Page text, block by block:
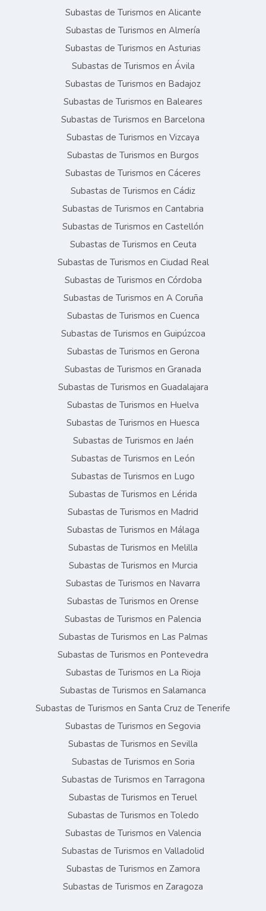
Subastas de Turismos en Alicante
Subastas de Turismos en Almería
Subastas de Turismos en Asturias
Subastas de Turismos en Ávila
Subastas de Turismos en Badajoz
Subastas de Turismos en Baleares
Subastas de Turismos en Barcelona
Subastas de Turismos en Vizcaya
Subastas de Turismos en Burgos
Subastas de Turismos en Cáceres
Subastas de Turismos en Cádiz
Subastas de Turismos en Cantabria
Subastas de Turismos en Castellón
Subastas de Turismos en Ceuta
Subastas de Turismos en Ciudad Real
Subastas de Turismos en Córdoba
Subastas de Turismos en A Coruña
Subastas de Turismos en Cuenca
Subastas de Turismos en Guipúzcoa
Subastas de Turismos en Gerona
Subastas de Turismos en Granada
Subastas de Turismos en Guadalajara
Subastas de Turismos en Huelva
Subastas de Turismos en Huesca
Subastas de Turismos en Jaén
Subastas de Turismos en León
Subastas de Turismos en Lugo
Subastas de Turismos en Lérida
Subastas de Turismos en Madrid
Subastas de Turismos en Málaga
Subastas de Turismos en Melilla
Subastas de Turismos en Murcia
Subastas de Turismos en Navarra
Subastas de Turismos en Orense
Subastas de Turismos en Palencia
Subastas de Turismos en Las Palmas
Subastas de Turismos en Pontevedra
Subastas de Turismos en La Rioja
Subastas de Turismos en Salamanca
Subastas de Turismos en Santa Cruz de Tenerife
Subastas de Turismos en Segovia
Subastas de Turismos en Sevilla
Subastas de Turismos en Soria
Subastas de Turismos en Tarragona
Subastas de Turismos en Teruel
Subastas de Turismos en Toledo
Subastas de Turismos en Valencia
Subastas de Turismos en Valladolid
Subastas de Turismos en Zamora
Subastas de Turismos en Zaragoza